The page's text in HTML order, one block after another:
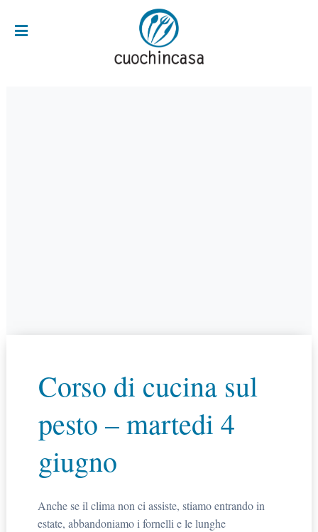
Corso di cucina sul
pesto – martedi 4
giugno
Anche se il clima non ci assiste, stiamo entrando in
estate, abbandoniamo i fornelli e le lunghe